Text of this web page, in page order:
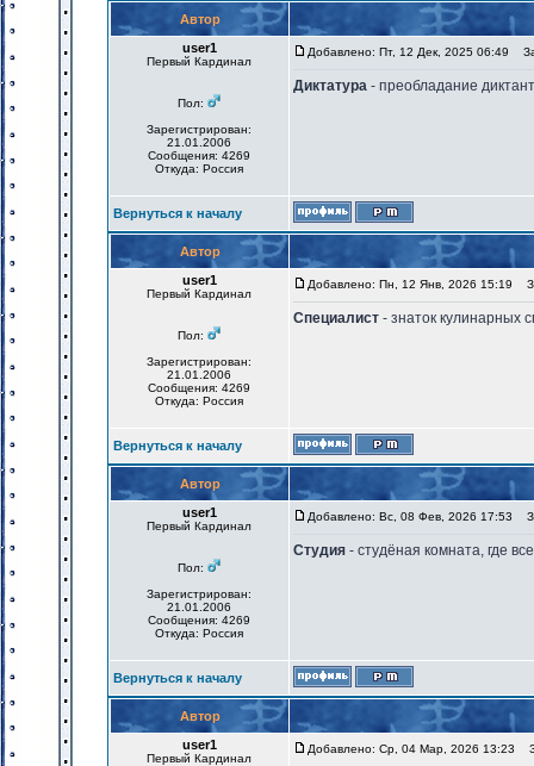
Автор
user1
Первый Кардинал
Пол:
Зарегистрирован:
21.01.2006
Сообщения: 4269
Откуда: Россия
Добавлено: Пт, 12 Дек, 2025 06:49
Диктатура - преобладание
Вернуться к началу
Автор
user1
Первый Кардинал
Пол:
Зарегистрирован:
21.01.2006
Сообщения: 4269
Откуда: Россия
Добавлено: Пн, 12 Янв, 2026 15:19
Специалист - знаток кулинарных
Вернуться к началу
Автор
user1
Первый Кардинал
Пол:
Зарегистрирован:
21.01.2006
Сообщения: 4269
Откуда: Россия
Добавлено: Вс, 08 Фев, 2026 17:53
Студия - студёная комната, где
Вернуться к началу
Автор
user1
Первый Кардинал
Добавлено: Ср, 04 Мар, 2026 13:23